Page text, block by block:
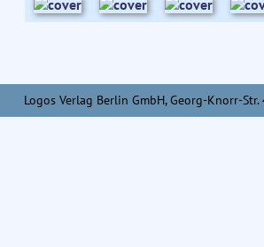
Logos Verlag Berlin GmbH, Georg-Knorr-